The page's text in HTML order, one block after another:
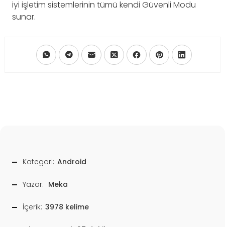
iyi işletim sistemlerinin tümü kendi Güvenli Modu
sunar.
Kategori: Android
Yazar: Meka
İçerik: 3978 kelime